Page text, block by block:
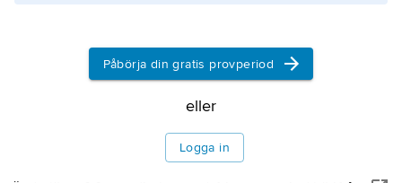
Påbörja din gratis provperiod
eller
Logga in